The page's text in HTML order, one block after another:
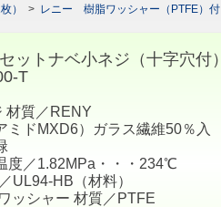
） > レニー 樹脂ワッシャー（PTFE）付
ットナベ小ネジ（十字穴付）
T
材質／RENY
ミドMXD6）ガラス繊維50％入
度／1.82MPa・・・234℃
UL94-HB（材料）
ッシャー 材質／PTFE